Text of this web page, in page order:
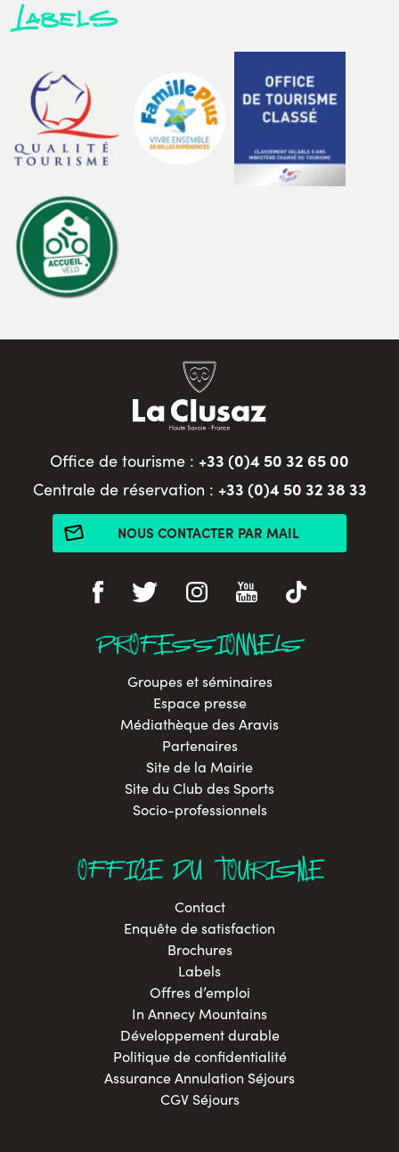
Labels
Office de tourisme : +33 (0)4 50 32 65 00
Centrale de réservation : +33 (0)4 50 32 38 33
NOUS CONTACTER PAR MAIL
PROFESSIONNELS
Groupes et séminaires
Espace presse
Médiathèque des Aravis
Partenaires
Site de la Mairie
Site du Club des Sports
Socio-professionnels
OFFICE DU TOURISME
Contact
Enquête de satisfaction
Brochures
Labels
Offres d’emploi
In Annecy Mountains
Développement durable
Politique de confidentialité
Assurance Annulation Séjours
CGV Séjours